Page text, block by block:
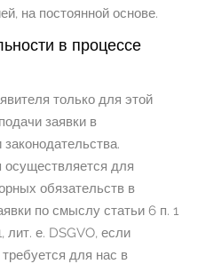
на постоянной основе.
в процессе
только для этой
заявки в
для
обязательств в
по смыслу статьи 6 п. 1
лит. е. DSGVO, если
для нас в